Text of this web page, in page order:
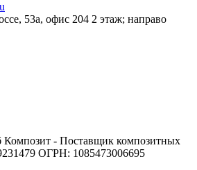
53а, офис 204 2 этаж; направо
- Поставщик композитных
ОГРН: 1085473006695